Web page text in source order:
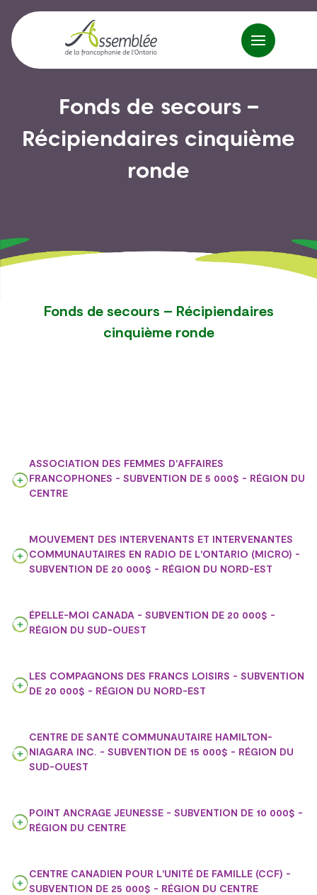
Fonds de secours –
Récipiendaires cinquième
ronde
Fonds de secours – Récipiendaires
cinquième ronde
ASSOCIATION DES FEMMES D'AFFAIRES
FRANCOPHONES - SUBVENTION DE 5 000$ - RÉGION DU
CENTRE
MOUVEMENT DES INTERVENANTS ET INTERVENANTES
COMMUNAUTAIRES EN RADIO DE L'ONTARIO (MICRO) -
SUBVENTION DE 20 000$ - RÉGION DU NORD-EST
ÉPELLE-MOI CANADA - SUBVENTION DE 20 000$ -
RÉGION DU SUD-OUEST
LES COMPAGNONS DES FRANCS LOISIRS - SUBVENTION
DE 20 000$ - RÉGION DU NORD-EST
CENTRE DE SANTÉ COMMUNAUTAIRE HAMILTON-
NIAGARA INC. - SUBVENTION DE 15 000$ - RÉGION DU
SUD-OUEST
POINT ANCRAGE JEUNESSE - SUBVENTION DE 10 000$ -
RÉGION DU CENTRE
CENTRE CANADIEN POUR L'UNITÉ DE FAMILLE (CCF) -
SUBVENTION DE 25 000$ - RÉGION DU CENTRE